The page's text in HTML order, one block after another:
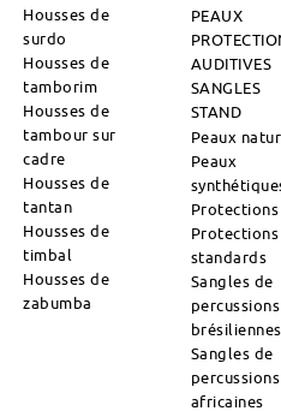
Housses de
surdo
Housses de
tamborim
Housses de
tambour sur
cadre
Housses de
tantan
Housses de
timbal
Housses de
zabumba
PEAUX
AUDITIVES
SANGLES
STAND
Peaux
Peaux
Protections
Protections
standards
Sangles de
percussions
brésiliennes
Sangles de
percussions
africaines